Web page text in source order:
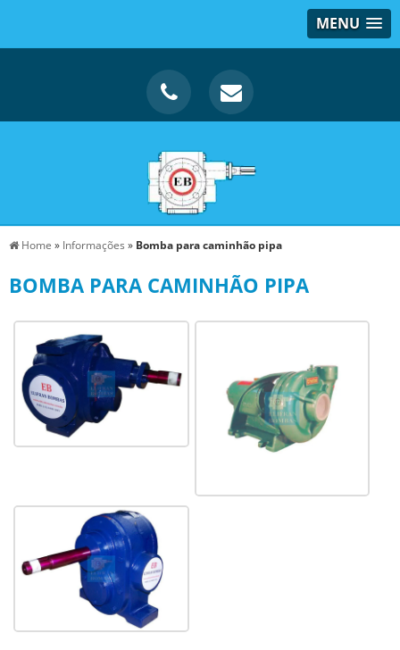
MENU
Home » Informações » Bomba para caminhão pipa
BOMBA PARA CAMINHÃO PIPA